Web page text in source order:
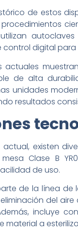
de estos
digital
actuales
de alta
unidades
resultados
actual, existen
Clase B
de uso.
de la línea
del
incluye
material a